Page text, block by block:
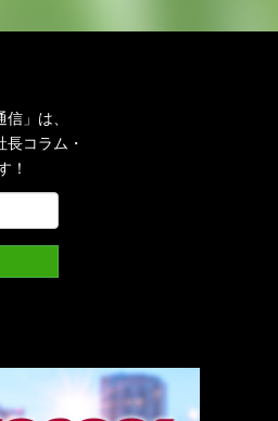
」は、
コラム・
！